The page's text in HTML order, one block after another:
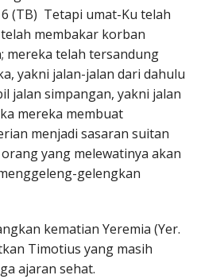
(TB) Tetapi umat-Ku telah
membakar korban
mereka telah tersandung
yakni jalan-jalan dari dahulu
jalan simpangan, yakni jalan
mereka membuat
menjadi sasaran suitan
yang melewatinya akan
gelengkan
kematian Yeremia (Yer.
Timotius yang masih
ajaran sehat.